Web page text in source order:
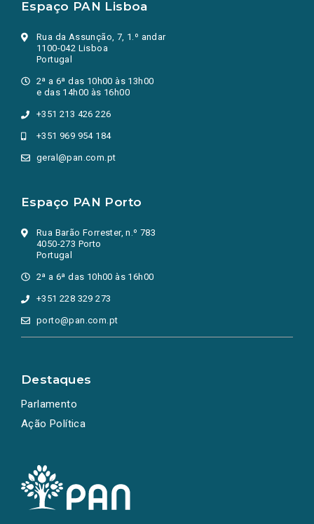
Espaço PAN Lisboa
Rua da Assunção, 7, 1.º andar
1100-042 Lisboa
Portugal
2ª a 6ª das 10h00 às 13h00
e das 14h00 às 16h00
+351 213 426 226
+351 969 954 184
geral@pan.com.pt
Espaço PAN Porto
Rua Barão Forrester, n.º 783
4050-273 Porto
Portugal
2ª a 6ª das 10h00 às 16h00
+351 228 329 273
porto@pan.com.pt
Destaques
Parlamento
Ação Política